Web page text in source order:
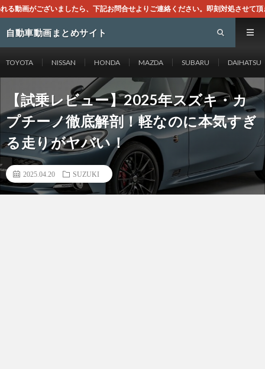
下記お問合せよりご連絡ください。即刻対処させて頂きます。なお、同サイ
自動車動画まとめサイト
TOYOTA NISSAN HONDA MAZDA SUBARU DAIHATSU
【試乗レビュー】2025年スズキ・カ
プチーノ徹底解剖！軽なのに本気すぎ
る走りがヤバい！
2025.04.20 SUZUKI